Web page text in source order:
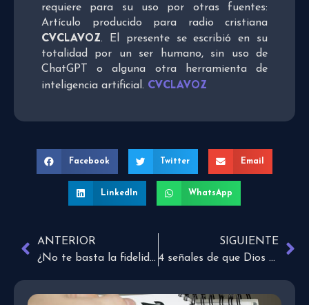
requiere para su uso por otras fuentes:
Artículo producido para radio cristiana
CVCLAVOZ. El presente se escribió en su
totalidad por un ser humano, sin uso de
ChatGPT o alguna otra herramienta de
inteligencia artificial. CVCLAVOZ
Facebook Twitter Email
LinkedIn WhatsApp
ANTERIOR
¿No te basta la fidelidad de Dios para creer en Él?
SIGUIENTE
4 señales de que Dios es fiel en todo momento